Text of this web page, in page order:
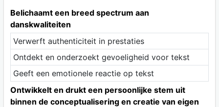
Belichaamt een breed spectrum aan
danskwaliteiten
Verwerft authenticiteit in prestaties
Ontdekt en onderzoekt gevoeligheid voor tekst
Geeft een emotionele reactie op tekst
Ontwikkelt en drukt een persoonlijke stem uit
binnen de conceptualisering en creatie van eigen